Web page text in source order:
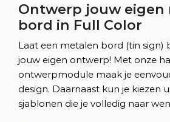
Ontwerp jouw eigen
bord in Full Color
Laat een metalen bord (tin sign)
jouw eigen ontwerp! Met onze
ontwerpmodule maak je
design. Daarnaast kun je kiezen
sjablonen die je volledig naar